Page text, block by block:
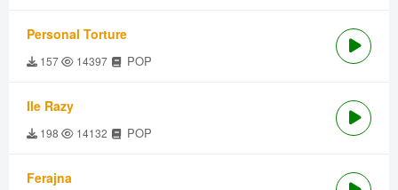
Personal Torture
157 14397 POP
Ile Razy
198 14132 POP
Ferajna